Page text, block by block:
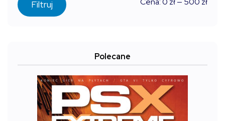
Filtruj
Polecane